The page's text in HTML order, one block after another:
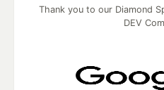
Thank you to our Diamond
DEV